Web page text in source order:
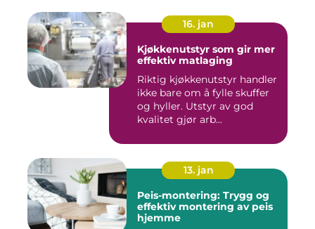
16. jan
Kjøkkenutstyr som gir mer
effektiv matlaging
Riktig kjøkkenutstyr handler
ikke bare om å fylle skuffer
og hyller. Utstyr av god
kvalitet gjør arb...
13. jan
Peis-montering: Trygg og
effektiv montering av peis
hjemme